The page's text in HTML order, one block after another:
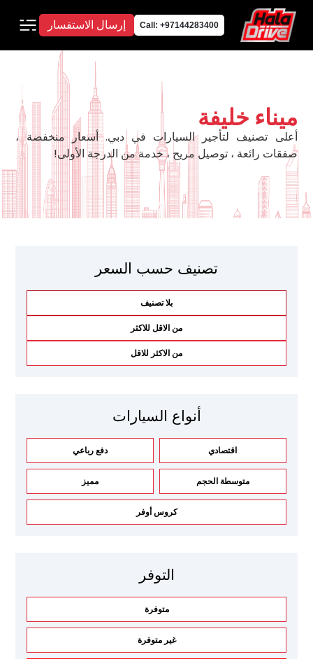
Call: +97144283400 إرسال الاستفسار
ميناء خليفة
أعلى تصنيف لتأجير السيارات في دبي. أسعار منخفضة ،
صفقات رائعة ، توصيل مريح ، خدمة من الدرجة الأولى!
تصنيف حسب السعر
بلا تصنيف
من الاقل للاكثر
من الاكثر للاقل
أنواع السيارات
اقتصادي دفع رباعي
متوسطة الحجم مميز
كروس أوفر
التوفر
متوفرة
غير متوفرة